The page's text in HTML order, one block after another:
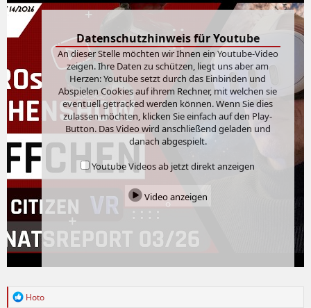
Datenschutzhinweis für Youtube
An dieser Stelle möchten wir Ihnen ein Youtube-Video
zeigen. Ihre Daten zu schützen, liegt uns aber am
Herzen: Youtube setzt durch das Einbinden und
Abspielen Cookies auf ihrem Rechner, mit welchen sie
eventuell getracked werden können. Wenn Sie dies
zulassen möchten, klicken Sie einfach auf den Play-
Button. Das Video wird anschließend geladen und
danach abgespielt.
Youtube Videos ab jetzt direkt anzeigen
Video anzeigen
R
Hoto